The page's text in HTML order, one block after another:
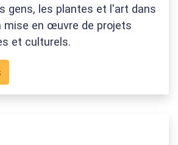
gens, les plantes et l'art dans
mise en œuvre de projets
et culturels.